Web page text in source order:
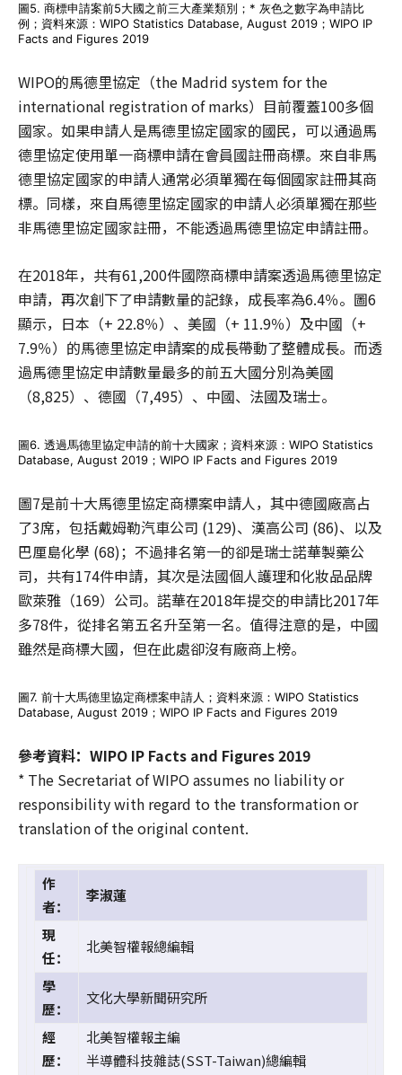
圖5. 商標申請案前5大國之前三大產業類別；* 灰色之數字為申請比
例；資料來源：WIPO Statistics Database, August 2019；WIPO IP
Facts and Figures 2019
WIPO的馬德里協定（the Madrid system for the
international registration of marks）目前覆蓋100多個
國家。如果申請人是馬德里協定國家的國民，可以通過馬
德里協定使用單一商標申請在會員國註冊商標。來自非馬
德里協定國家的申請人通常必須單獨在每個國家註冊其商
標。同樣，來自馬德里協定國家的申請人必須單獨在那些
非馬德里協定國家註冊，不能透過馬德里協定申請註冊。
在2018年，共有61,200件國際商標申請案透過馬德里協定
申請，再次創下了申請數量的記錄，成長率為6.4％。圖6
顯示，日本（+ 22.8％）、美國（+ 11.9％）及中國（+
7.9％）的馬德里協定申請案的成長帶動了整體成長。而透
過馬德里協定申請數量最多的前五大國分別為美國
（8,825）、德國（7,495）、中國、法國及瑞士。
圖6. 透過馬德里協定申請的前十大國家；資料來源：WIPO Statistics
Database, August 2019；WIPO IP Facts and Figures 2019
圖7是前十大馬德里協定商標案申請人，其中德國廠高占
了3席，包括戴姆勒汽車公司 (129)、漢高公司 (86)、以及
巴厘島化學 (68)；不過排名第一的卻是瑞士諾華製藥公
司，共有174件申請，其次是法國個人護理和化妝品品牌
歐萊雅（169）公司​​。諾華在2018年提交的申請比2017年
多78件，從排名第五名升至第一名。值得注意的是，中國
雖然是商標大國，但在此處卻沒有廠商上榜。
圖7. 前十大馬德里協定商標案申請人；資料來源：WIPO Statistics
Database, August 2019；WIPO IP Facts and Figures 2019
參考資料：WIPO IP Facts and Figures 2019
* The Secretariat of WIPO assumes no liability or
responsibility with regard to the transformation or
translation of the original content.
作
者：
李淑蓮
現
任：
北美智權報總編輯
學
歷：
文化大學新聞研究所
經
歷：
北美智權報主編
半導體科技雜誌(SST-Taiwan)總編輯